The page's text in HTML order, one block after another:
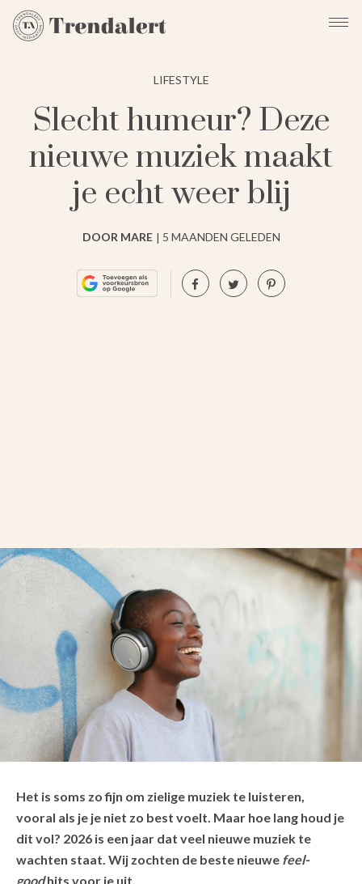
LIFESTYLE
Slecht humeur? Deze
nieuwe muziek maakt
je echt weer blij
DOOR MARE 5 MAANDEN GELEDEN
Het is soms zo fijn om zielige muziek te luisteren,
vooral als je je niet zo best voelt. Maar hoe lang houd je
dit vol? 2026 is een jaar dat veel nieuwe muziek te
wachten staat. Wij zochten de beste nieuwe feel-
goodhits voor je uit.